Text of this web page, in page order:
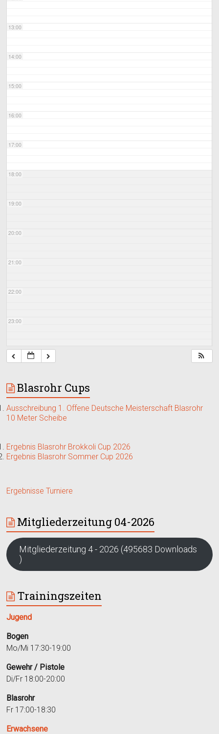
13:00
14:00
15:00
16:00
17:00
18:00
19:00
20:00
21:00
22:00
23:00
Blasrohr Cups
Ausschreibung 1. Offene Deutsche Meisterschaft Blasrohr
10 Meter Scheibe
Ergebnis Blasrohr Brokkoli Cup 2026
Ergebnis Blasrohr Sommer Cup 2026
Ergebnisse Turniere
Mitgliederzeitung 04-2026
Mitgliederzeitung 4 - 2026 (495683 Downloads
)
Trainingszeiten
Jugend
Bogen
Mo/Mi 17:30-19:00
Gewehr / Pistole
Di/Fr 18:00-20:00
Blasrohr
Fr 17:00-18:30
Erwachsene